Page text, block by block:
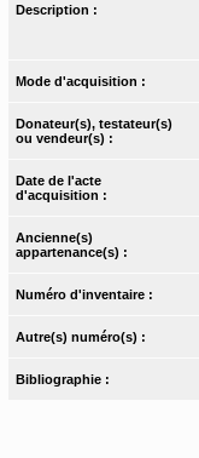
Description :
Mode d'acquisition :
Donateur(s), testateur(s)
ou vendeur(s) :
Date de l'acte
d'acquisition :
Ancienne(s)
appartenance(s) :
Numéro d'inventaire :
Autre(s) numéro(s) :
Bibliographie :